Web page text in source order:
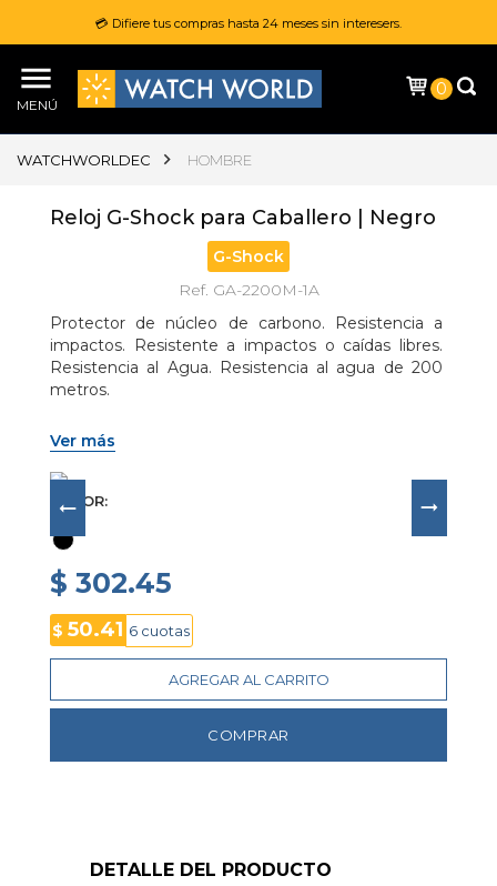
💳 Difiere tus compras hasta 24 meses sin interesers.
MENÚ
0
WATCHWORLDEC HOMBRE
Reloj G-Shock para Caballero | Negro
G-Shock
Ref. GA-2200M-1A
Protector de núcleo de carbono. Resistencia a
impactos. Resistente a impactos o caídas libres.
Resistencia al Agua. Resistencia al agua de 200
metros.
Ver más
COLOR
$ 302.45
$ 50.41 6 cuotas
AGREGAR AL CARRITO
COMPRAR
DETALLE DEL PRODUCTO